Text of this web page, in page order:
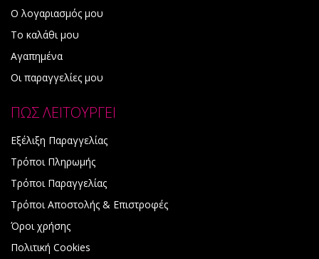
Ο λογαριασμός μου
Το καλάθι μου
Αγαπημένα
Οι παραγγελίες μου
ΠΩΣ ΛΕΙΤΟΥΡΓΕΙ
Εξέλιξη Παραγγελίας
Τρόποι Πληρωμής
Τρόποι Παραγγελίας
Τρόποι Αποστολής & Επιστροφές
Όροι χρήσης
Πολιτική Cookies